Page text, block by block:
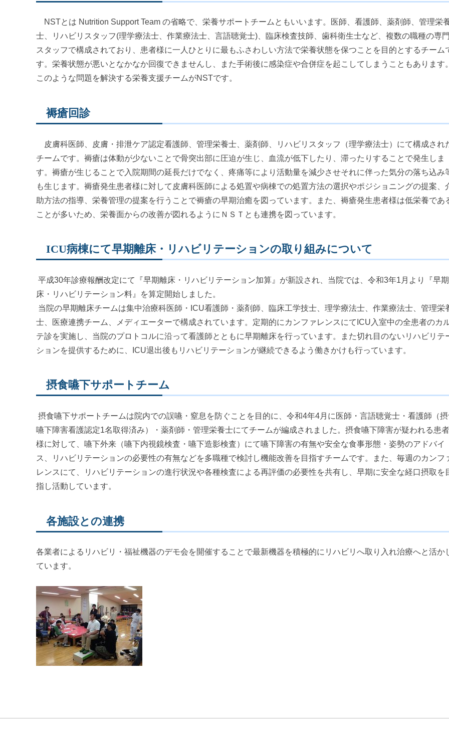
NSTとは Nutrition Support Team の省略で、栄養サポートチームともいいます。医師、看護師、薬剤師、管理栄
士、リハビリスタッフ(理学療法士、作業療法士、言語聴覚士)、臨床検査技師、歯科衛生士など、複数の職種の専
スタッフで構成されており、患者様に一人ひとりに最もふさわしい方法で栄養状態を保つことを目的とするチーム
す。栄養状態が悪いとなかなか回復できませんし、また手術後に感染症や合併症を起こしてしまうこともあります
このような問題を解決する栄養支援チームがNSTです。
褥瘡回診
皮膚科医師、皮膚・排泄ケア認定看護師、管理栄養士、薬剤師、リハビリスタッフ（理学療法士）にて構成され
チームです。褥瘡は体動が少ないことで骨突出部に圧迫が生じ、血流が低下したり、滞ったりすることで発生しま
す。褥瘡が生じることで入院期間の延長だけでなく、疼痛等により活動量を減少させそれに伴った気分の落ち込み
も生じます。褥瘡発生患者様に対して皮膚科医師による処置や病棟での処置方法の選択やポジショニングの提案、
助方法の指導、栄養管理の提案を行うことで褥瘡の早期治癒を図っています。また、褥瘡発生患者様は低栄養であ
ことが多いため、栄養面からの改善が図れるようにＮＳＴとも連携を図っています。
ICU病棟にて早期離床・リハビリテーションの取り組みについて
平成30年診療報酬改定にて『早期離床・リハビリテーション加算』が新設され、当院では、令和3年1月より『早
床・リハビリテーション料』を算定開始しました。
当院の早期離床チームは集中治療科医師・ICU看護師・薬剤師、臨床工学技士、理学療法士、作業療法士、管理栄
士、医療連携チーム、メディエーターで構成されています。定期的にカンファレンスにてICU入室中の全患者のカ
テ診を実施し、当院のプロトコルに沿って看護師とともに早期離床を行っています。また切れ目のないリハビリテ
ションを提供するために、ICU退出後もリハビリテーションが継続できるよう働きかけも行っています。
摂食嚥下サポートチーム
摂食嚥下サポートチームは院内での誤嚥・窒息を防ぐことを目的に、令和4年4月に医師・言語聴覚士・看護師（
嚥下障害看護認定1名取得済み）・薬剤師・管理栄養士にてチームが編成されました。摂食嚥下障害が疑われる患者
様に対して、嚥下外来（嚥下内視鏡検査・嚥下造影検査）にて嚥下障害の有無や安全な食事形態・姿勢のアドバイ
ス、リハビリテーションの必要性の有無などを多職種で検討し機能改善を目指すチームです。また、毎週のカンフ
レンスにて、リハビリテーションの進行状況や各種検査による再評価の必要性を共有し、早期に安全な経口摂取を
指し活動しています。
各施設との連携
各業者によるリハビリ・福祉機器のデモ会を開催することで最新機器を積極的にリハビリへ取り入れ治療へと活か
ています。